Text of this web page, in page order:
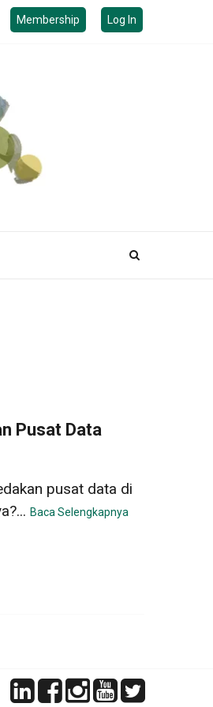
Membership Log In
Pusat Data
pusat data di
Baca Selengkapnya